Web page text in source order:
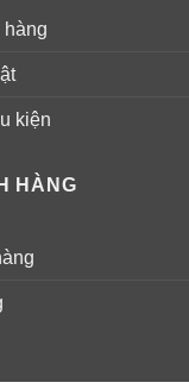
thức gợi ý)
& Greens Vanilla
lạnh
ráo, thoáng mát.
hàng
kiện
HÀNG